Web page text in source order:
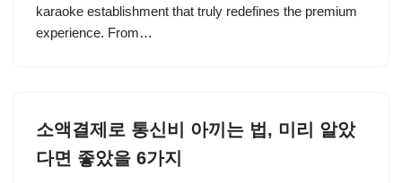
karaoke establishment that truly redefines the premium
experience. From…
소액결제로 통신비 아끼는 법, 미리 알았
다면 좋았을 6가지